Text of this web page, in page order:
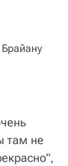
там не